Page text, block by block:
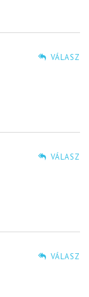
VÁLASZ
VÁLASZ
VÁLASZ